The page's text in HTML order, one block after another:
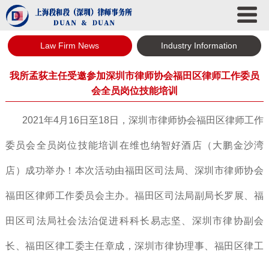
Law Firm News Industry Information
我所孟荻主任受邀参加深圳市律师协会福田区律师工作委员
会全员岗位技能培训
2021年4月16日至18日，深圳市律师协会福田区律师工作
委员会全员岗位技能培训在维也纳智好酒店（大鹏金沙湾
店）成功举办！本次活动由福田区司法局、深圳市律师协会
福田区律师工作委员会主办。福田区司法局副局长罗展、福
田区司法局社会法治促进科科长易志坚、深圳市律协副会
长、福田区律工委主任章成，深圳市律协理事、福田区律工